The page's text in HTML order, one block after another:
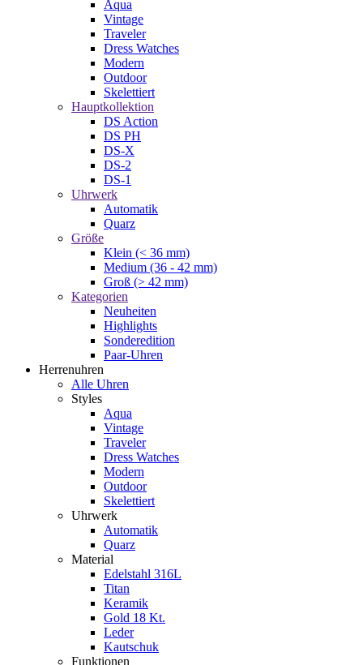
Aqua
Vintage
Traveler
Dress Watches
Modern
Outdoor
Skelettiert
Hauptkollektion
DS Action
DS PH
DS-X
DS-2
DS-1
Uhrwerk
Automatik
Quarz
Größe
Klein (< 36 mm)
Medium (36 - 42 mm)
Groß (> 42 mm)
Kategorien
Neuheiten
Highlights
Sonderedition
Paar-Uhren
Herrenuhren
Alle Uhren
Styles
Aqua
Vintage
Traveler
Dress Watches
Modern
Outdoor
Skelettiert
Uhrwerk
Automatik
Quarz
Material
Edelstahl 316L
Titan
Keramik
Gold 18 Kt.
Leder
Kautschuk
Funktionen